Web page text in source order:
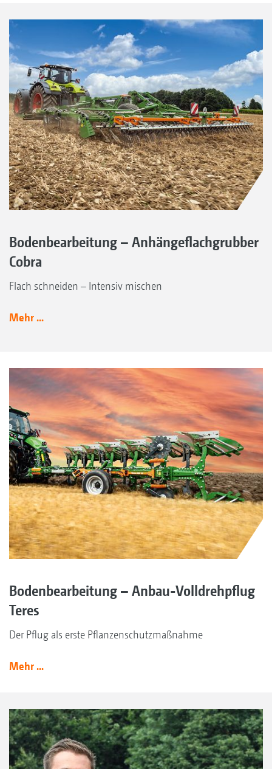
Bodenbearbeitung – Anhängeflachgrubber
Cobra
Flach schneiden – Intensiv mischen
Mehr ...
Bodenbearbeitung – Anbau-Volldrehpflug
Teres
Der Pflug als erste Pflanzenschutzmaßnahme
Mehr ...